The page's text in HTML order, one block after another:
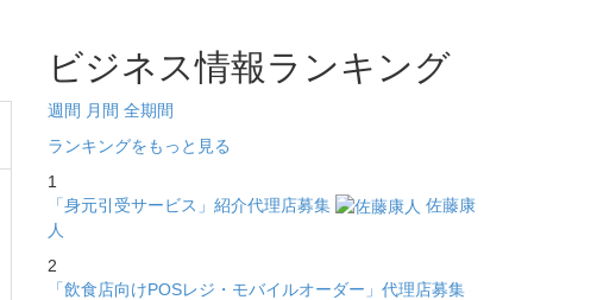
ビジネス情報ランキング
週間 月間 全期間
ランキングをもっと見る
1
「身元引受サービス」紹介代理店募集
佐藤康
人
2
「飲食店向けPOSレジ・モバイルオーダー」代理店募集